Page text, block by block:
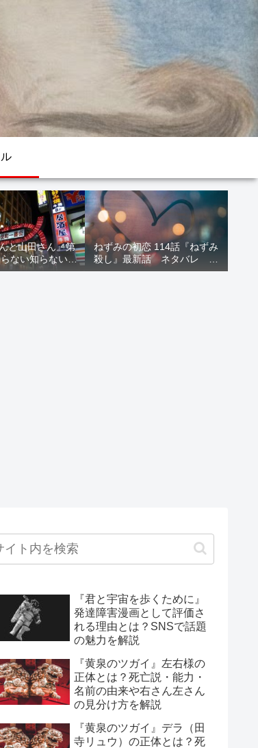
と山田さん』第
ない知らない知
話 ネタバレ 犯
ねずみの初恋 114話『ねずみ
殺し』最新話 ネタバレ 水
鳥死亡 鯆を殺すか
『君と宇宙を歩くために』
発達障害漫画として評価さ
れる理由とは？SNSで話題
の魅力を解説
『黄泉のツガイ』左右様の
正体とは？死亡説・能力・
名前の由来や右さん左さん
の見分け方を解説
『黄泉のツガイ』デラ（田
寺リュウ）の正体とは？死